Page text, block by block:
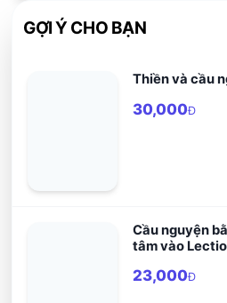
GỢI Ý CHO BẠN
Thiền và cầu
30,000Đ
Cầu nguyện
tâm vào
23,000Đ